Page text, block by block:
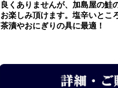
良くありませんが、加島屋の鮭
お楽しみ頂けます。塩辛いとこ
茶漬やおにぎりの具に最適！